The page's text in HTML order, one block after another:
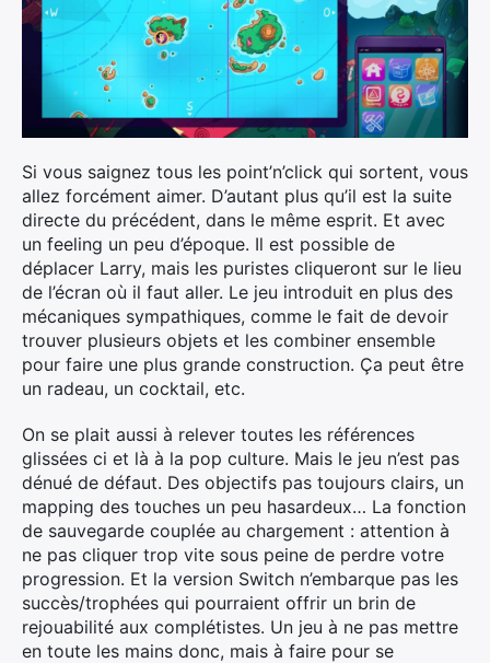
Si vous saignez tous les point’n’click qui sortent, vous
allez forcément aimer. D’autant plus qu’il est la suite
directe du précédent, dans le même esprit. Et avec
un feeling un peu d’époque. Il est possible de
déplacer Larry, mais les puristes cliqueront sur le lieu
de l’écran où il faut aller. Le jeu introduit en plus des
mécaniques sympathiques, comme le fait de devoir
trouver plusieurs objets et les combiner ensemble
pour faire une plus grande construction. Ça peut être
un radeau, un cocktail, etc.
On se plait aussi à relever toutes les références
glissées ci et là à la pop culture. Mais le jeu n’est pas
dénué de défaut. Des objectifs pas toujours clairs, un
mapping des touches un peu hasardeux… La fonction
de sauvegarde couplée au chargement : attention à
ne pas cliquer trop vite sous peine de perdre votre
progression. Et la version Switch n’embarque pas les
succès/trophées qui pourraient offrir un brin de
rejouabilité aux complétistes. Un jeu à ne pas mettre
en toute les mains donc, mais à faire pour se